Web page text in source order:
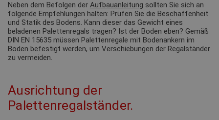
Neben dem Befolgen der Aufbauanleitung sollten Sie sich an
folgende Empfehlungen halten: Prüfen Sie die Beschaffenheit
und Statik des Bodens. Kann dieser das Gewicht eines
beladenen Palettenregals tragen? Ist der Boden eben? Gemäß
DIN EN 15635 müssen Palettenregale mit Bodenankern im
Boden befestigt werden, um Verschiebungen der Regalständer
zu vermeiden.
Ausrichtung der
Palettenregalständer.